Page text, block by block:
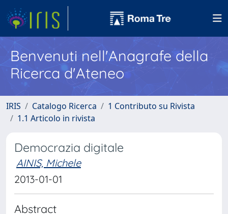
Benvenuti nell'Anagrafe della
Ricerca d'Ateneo
IRIS Catalogo Ricerca
1 Contributo su Rivista
1.1 Articolo in rivista
Democrazia digitale
AINIS, Michele
2013-01-01
Abstract